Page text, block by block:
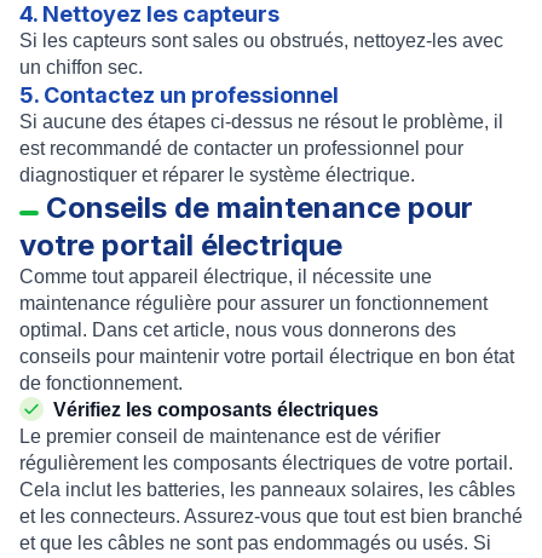
4. Nettoyez les capteurs
Si les capteurs sont sales ou obstrués, nettoyez-les avec
un chiffon sec.
5. Contactez un professionnel
Si aucune des étapes ci-dessus ne résout le problème, il
est recommandé de contacter un professionnel pour
diagnostiquer et réparer le système électrique.
Conseils de maintenance pour
votre portail électrique
Comme tout appareil électrique, il nécessite une
maintenance régulière pour assurer un fonctionnement
optimal. Dans cet article, nous vous donnerons des
conseils pour maintenir votre portail électrique en bon état
de fonctionnement.
Vérifiez les composants électriques
Le premier conseil de maintenance est de vérifier
régulièrement les composants électriques de votre portail.
Cela inclut les batteries, les panneaux solaires, les câbles
et les connecteurs. Assurez-vous que tout est bien branché
et que les câbles ne sont pas endommagés ou usés. Si